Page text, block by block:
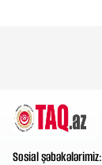
Sosial şəbəkələrimiz: